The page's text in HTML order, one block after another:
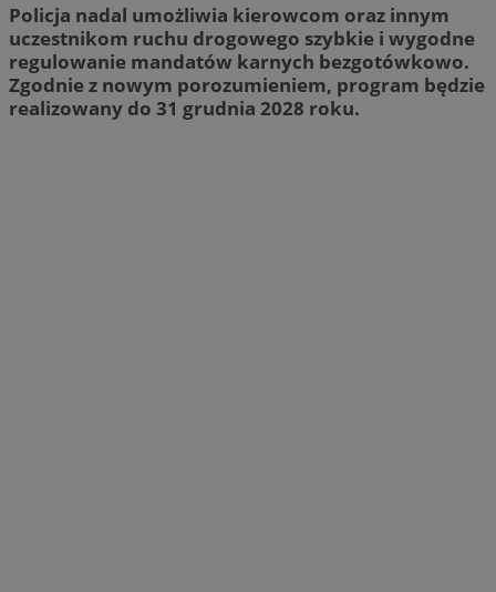
Policja nadal umożliwia kierowcom oraz innym
uczestnikom ruchu drogowego szybkie i wygodne
regulowanie mandatów karnych bezgotówkowo.
Zgodnie z nowym porozumieniem, program będzie
realizowany do 31 grudnia 2028 roku.